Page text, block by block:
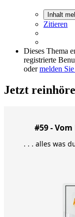
Inhalt
Zitieren
Dieses Thema
registrierte
odermelden
Jetzt